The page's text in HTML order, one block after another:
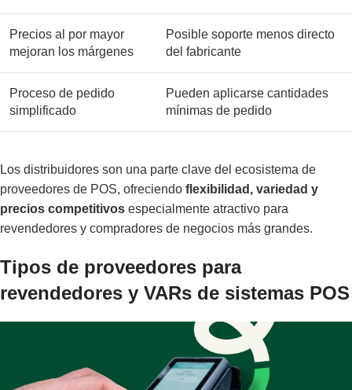
Precios al por mayor
mejoran los márgenes
Posible soporte menos directo
del fabricante
Proceso de pedido
simplificado
Pueden aplicarse cantidades
mínimas de pedido
Los distribuidores son una parte clave del ecosistema de
proveedores de POS, ofreciendo flexibilidad, variedad y
precios competitivos especialmente atractivo para
revendedores y compradores de negocios más grandes.
Tipos de proveedores para
revendedores y VARs de sistemas POS